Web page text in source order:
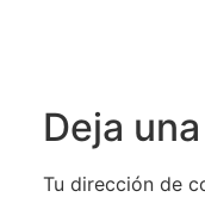
Deja
Tu dirección de